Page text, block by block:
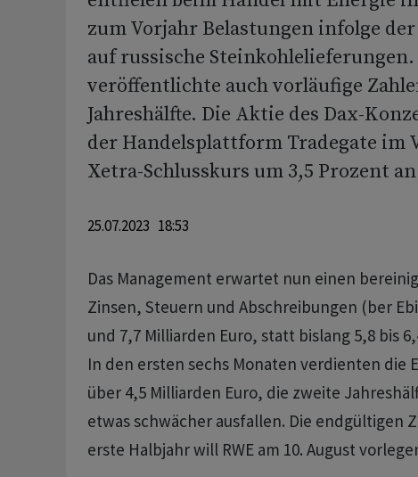
zum Vorjahr Belastungen infolge
auf russische Steinkohlelieferungen.
veröffentlichte auch vorläufige
Jahreshälfte. Die Aktie des Dax-
der Handelsplattform Tradegate im
Xetra-Schlusskurs um 3,5 Prozent
25.07.2023 18:53
Das Management erwartet nun einen
Zinsen, Steuern und Abschreibungen (ber
und 7,7 Milliarden Euro, statt bislang 5,8 bis
In den ersten sechs Monaten verdienten die
über 4,5 Milliarden Euro, die zweite
etwas schwächer ausfallen. Die endgültigen
erste Halbjahr will RWE am 10. August